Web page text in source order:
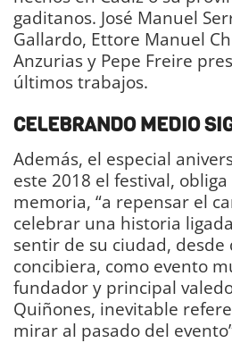
gaditanos. José Manuel
Gallardo, Ettore Manuel
Anzurias y Pepe Freire
últimos trabajos.
CELEBRANDO MEDIO
Además, el especial
este 2018 el festival,
memoria, “a repensar el
celebrar una historia
sentir de su ciudad, desde
concibiera, como evento
fundador y principal
Quiñones, inevitable
mirar al pasado del